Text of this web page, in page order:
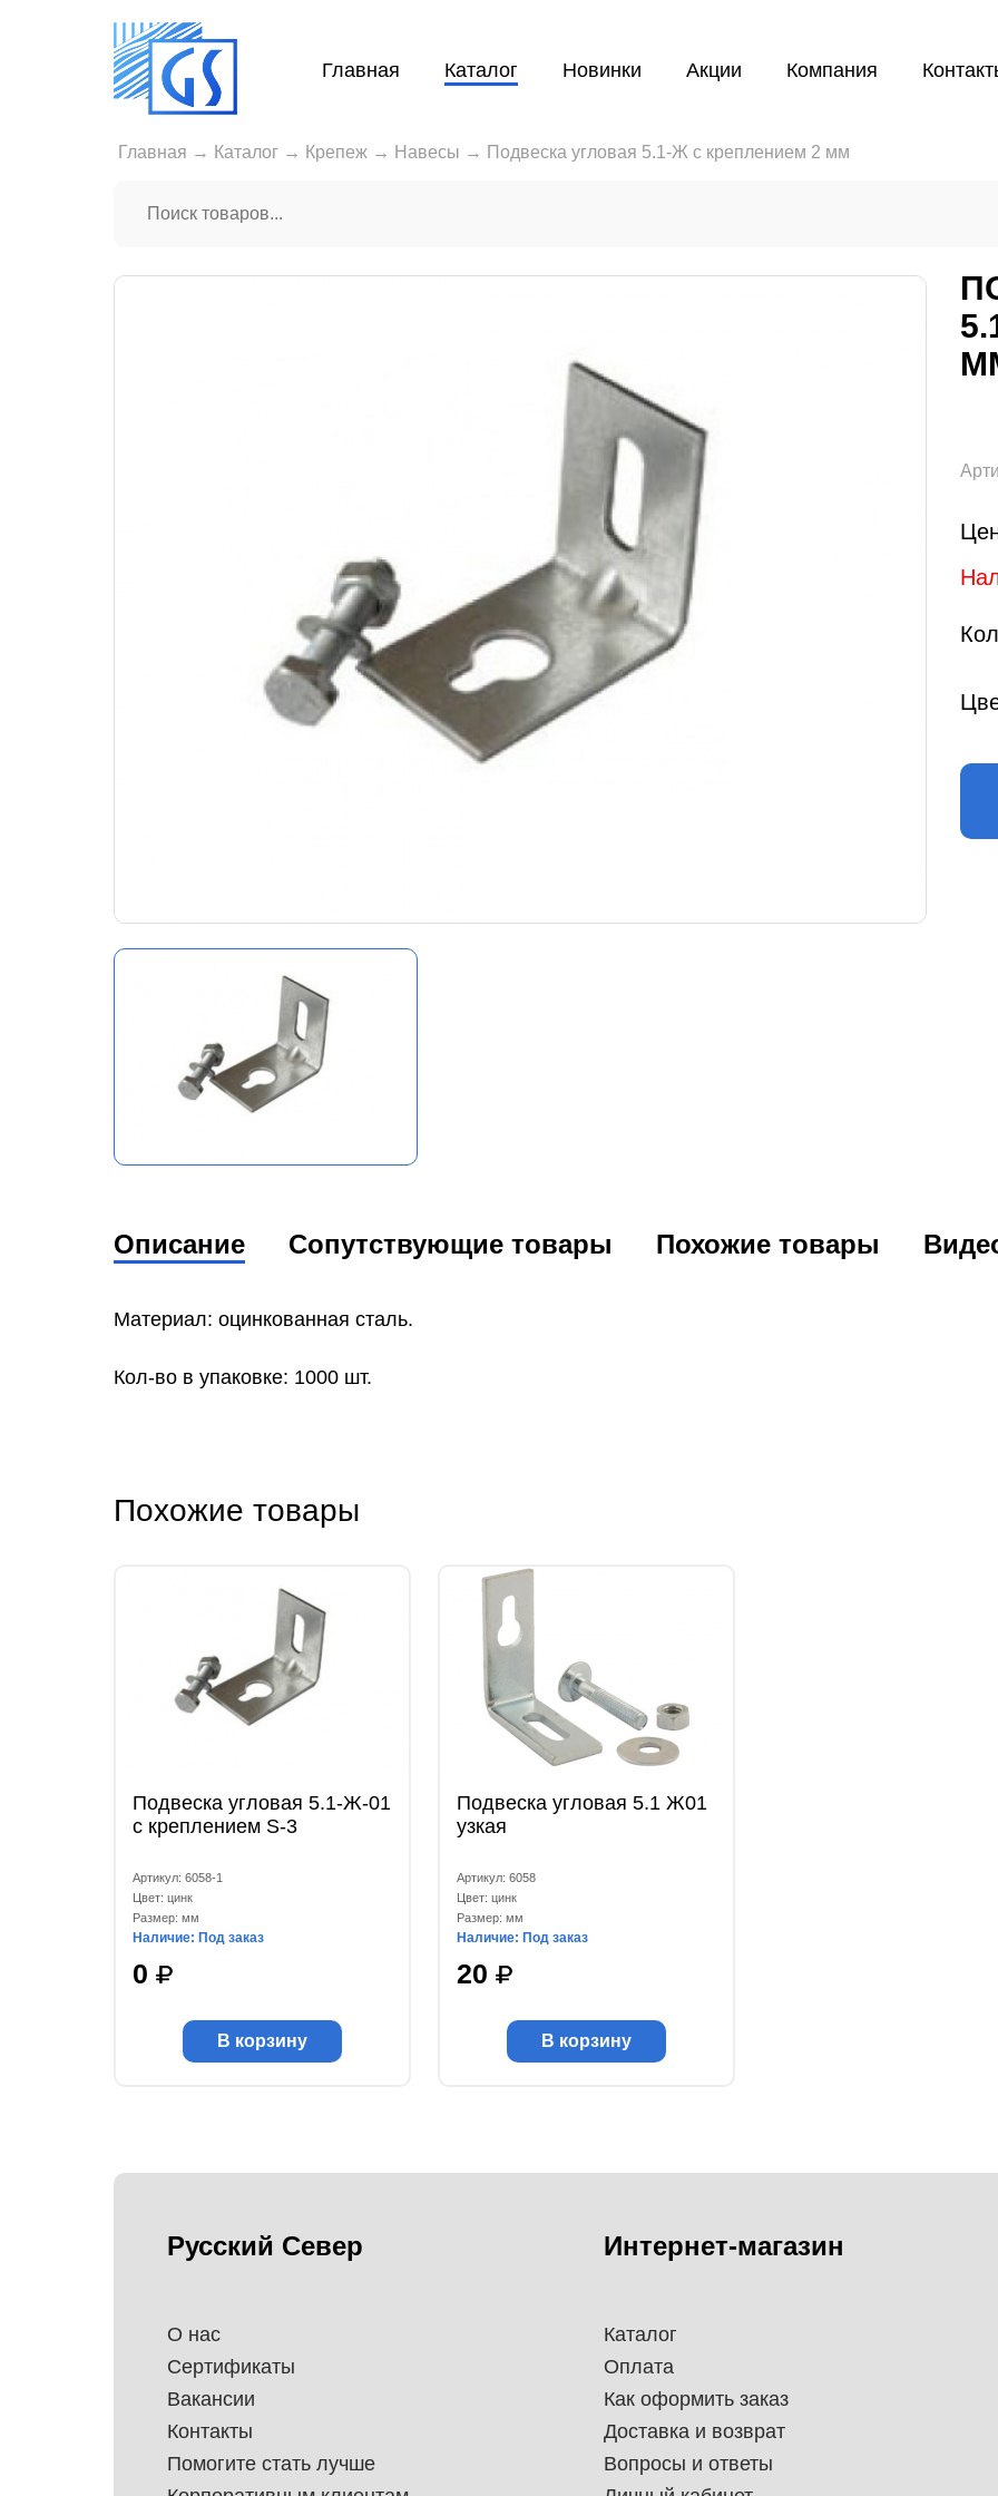
Главная Каталог Новинки Акции Компания
Главная → Каталог → Крепеж → Навесы → Подвеска угловая 5.1-Ж с креплением 2 мм
Описание Сопутствующие товары Похожие товары
Материал: оцинкованная сталь.
Кол-во в упаковке: 1000 шт.
Похожие товары
Подвеска угловая 5.1-Ж-01
с креплением S-3
Артикул: 6058-1
Цвет: цинк
Размер: мм
Наличие: Под заказ
0
В корзину
Подвеска угловая 5.1 Ж01
узкая
Артикул: 6058
Цвет: цинк
Размер: мм
Наличие: Под заказ
20
В корзину
Русский Север
О нас
Сертификаты
Вакансии
Контакты
Помогите стать лучше
Интернет-магазин
Каталог
Оплата
Как оформить заказ
Доставка и возврат
Вопросы и ответы